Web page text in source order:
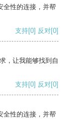
全性的连接，并帮
支持[0] 反对[0]
，让我能够找到自
支持[0] 反对[0]
全性的连接，并帮